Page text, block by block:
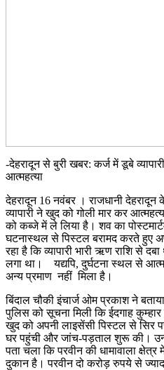
-देहरादून से बुरी खबर: कर्ज में डूबे
आत्महत्या
देहरादून 16 नवंबर । राजधानी देहरादून
व्यापारी ने खुद को गोली मार कर
को कब्जे में ले लिया है। शव का
घटनास्थल से पिस्टल बरामद करते हुए
रहा है कि व्यापारी भारी ऋण राशि से
लगा था। यद्यपि, दुर्घटना स्थल से
अन्य प्रमाण नहीं मिला है।
बिंदाल चौकी इंचार्ज ओम प्रकाश ने
पुलिस को सूचना मिली कि ईदगाह कुम्हार
खुद को अपनी लाइसेंसी पिस्टल से सिर
घर पहुंची और जांच-पड़ताल शुरू की।
पता चला कि परवीन की धामावाला
दुकान है। परवीन दो करोड़ रुपये से